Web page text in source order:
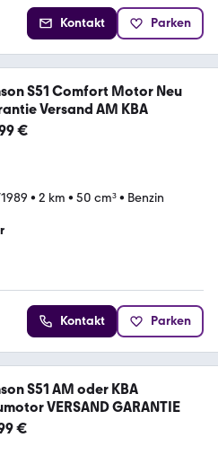
Kontakt Parken
S51 Comfort Motor Neu
Versand AM KBA
€
• 2 km • 50 cm³• Benzin
Kontakt Parken
S51 AM oder KBA
VERSAND GARANTIE
€